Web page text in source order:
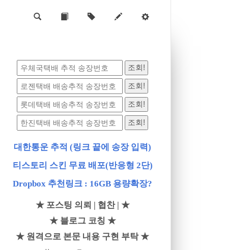
대한통운 추적 (링크 끝에 송장 입력)
티스토리 스킨 무료 배포(반응형 2단)
Dropbox 추천링크 : 16GB 용량확장?
★ 포스팅 의뢰 | 협찬 | ★
★ 블로그 코칭 ★
★ 원격으로 본문 내용 구현 부탁 ★